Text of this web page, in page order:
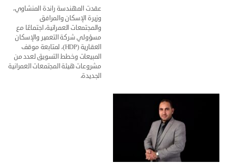
عقدت المهندسة راندة المنشاوي،
وزيرة الإسكان والمرافق
والمجتمعات العمرانية، اجتماعًا مع
مسؤولي شركة التعمير والإسكان
العقارية (HDP)، لمتابعة موقف
المبيعات وخطط التسويق لعدد من
مشروعات هيئة المجتمعات العمرانية
الجديدة،